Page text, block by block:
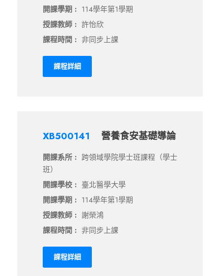
開課學期 : 114學年第1學期
授課教師 : 許怡欣
課程時間 : 非同步上課
課程詳細
XB500141 營養食安基礎導論
開課系所 : 跨領域學院學士班課程（學士
班）
開課學校 : 臺北醫學大學
開課學期 : 114學年第1學期
授課教師 : 謝榮鴻
課程時間 : 非同步上課
課程詳細